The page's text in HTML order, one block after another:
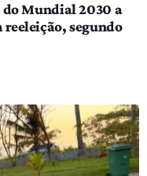
Mundial 2030 a
reeleição, segundo